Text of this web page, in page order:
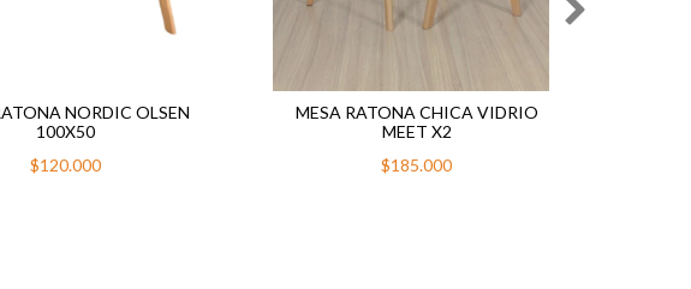
NORDIC OLSEN
100X50
$120.000
MESA RATONA CHICA VIDRIO
MEET X2
$185.000